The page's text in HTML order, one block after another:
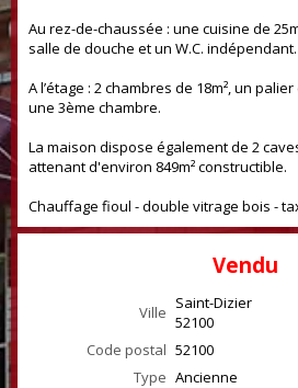
Au rez-de-chaussée : une cuisine de
salle de douche et un W.C. indépendant.
A l’étage : 2 chambres de 18m², un
une 3ème chambre.
La maison dispose également de 2
attenant d'environ 849m² constructible.
Chauffage fioul - double vitrage bois -
Vendu
Ville Saint-Dizier
52100
Code postal 52100
Type Ancienne